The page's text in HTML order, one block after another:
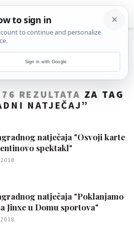
REZULTATA ZA TAG
NATJEČAJ ”
natječaja "Osvoji karte
spektakl"
natječaja "Poklanjamo
Jinxe u Domu sportova"
Sign in with Google